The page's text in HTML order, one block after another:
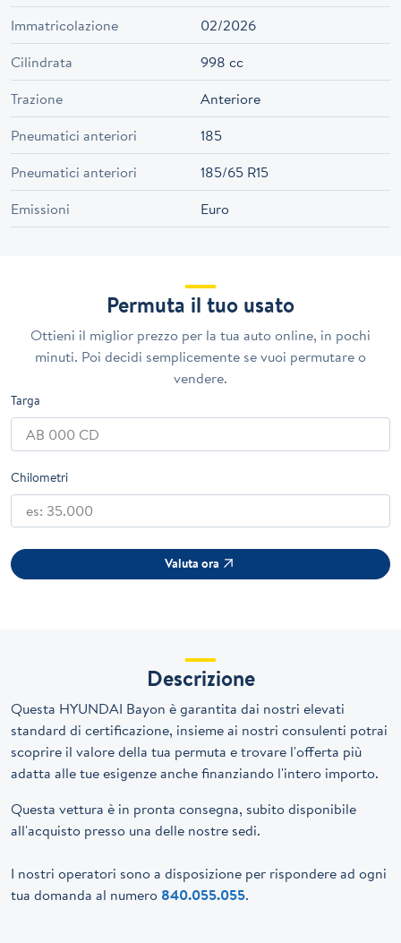
Immatricolazione
02/2026
Cilindrata
998 cc
Trazione
Anteriore
Pneumatici anteriori
185
Pneumatici anteriori
185/65 R15
Emissioni
Euro
Permuta il tuo usato
Ottieni il miglior prezzo per la tua auto online, in pochi
minuti. Poi decidi semplicemente se vuoi permutare o
vendere.
Targa
Chilometri
Valuta ora
Descrizione
Questa HYUNDAI Bayon è garantita dai nostri elevati
standard di certificazione, insieme ai nostri consulenti potrai
scoprire il valore della tua permuta e trovare l'offerta più
adatta alle tue esigenze anche finanziando l'intero importo.
Questa vettura è in pronta consegna, subito disponibile
all'acquisto presso una delle nostre sedi.
I nostri operatori sono a disposizione per rispondere ad ogni
tua domanda al numero 840.055.055.